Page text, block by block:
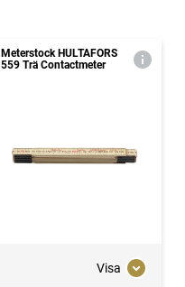
Meterstock HULTAFORS
559 Trä Contactmeter
Visa